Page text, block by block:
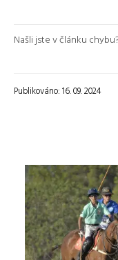
Našli jste v článku
Publikováno: 16. 09. 2024